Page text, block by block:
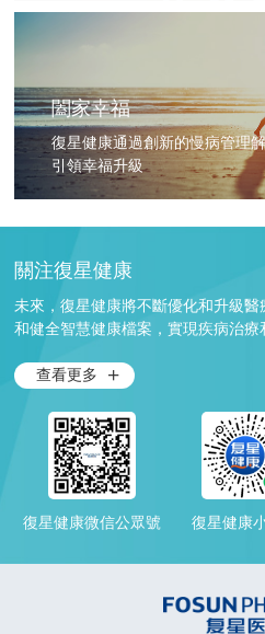
闔家幸福
復星健康通過創新的慢病管理
引領幸福升級
關注復星健康
未來，復星健康將不斷優化和升級
和健全智慧健康檔案，實現疾病治療
查看更多
復星健康微信公眾號 復星健康